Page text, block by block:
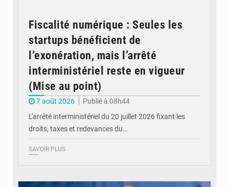
Fiscalité numérique : Seules les
startups bénéficient de
l’exonération, mais l’arrêté
interministériel reste en vigueur
(Mise au point)
7 août 2026
Publié à 08h44
L'arrêté interministériel du 20 juillet 2026 fixant les
droits, taxes et redevances du…
SAVOIR PLUS